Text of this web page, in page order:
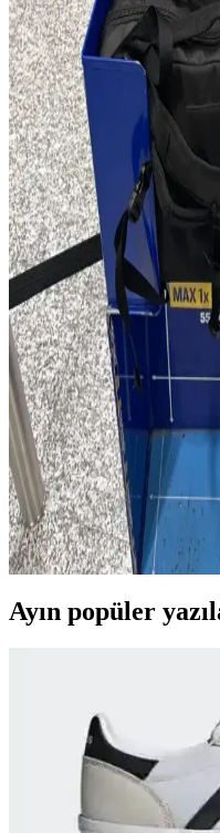
Huckberry'nin One Bag
ve kadın seyahatçileri
eleştiriliyor. Doğru seyahat
olmalı.
50 Günlük Güney
Tek Çanta Hazırlığı
Güney Avrupa'da 50 gün
çantası kullanılarak hafiflik
teknoloji ve bakım
Çanta Modasında
Zıt Tasarım
Çanta modasında
tutarken, maximalizm detay
zıt tasarım anlayışı, kişisel
Patagonia Micro MLC
Seyahatlerinde
Kompakt Çözüm
Patagonia Micro MLC 22L
standartlarına yakın
seyahatlerde kompakt ve
Ayın popüler